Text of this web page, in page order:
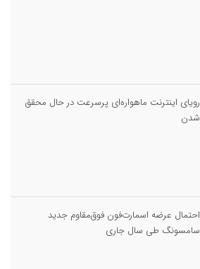
رویای اینترنت ماهواره‌ای پرسرعت در حال محقق
شدن
احتمال عرضه اسمارت‌فون فوق‌مقاوم جدید
سامسونگ طی سال جاری